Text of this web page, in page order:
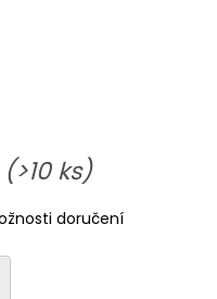
(>10 ks)
doručení